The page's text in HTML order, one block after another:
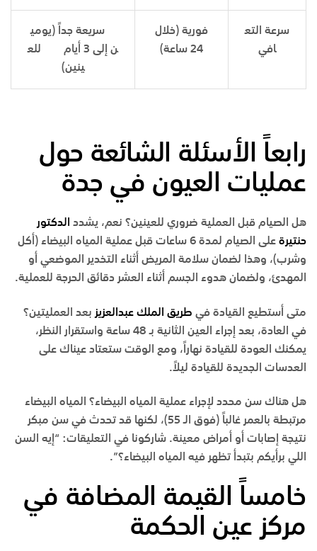
سرعة التع
افي
فورية (خلال
24 ساعة)
سريعة جداً (يومي
ن إلى 3 أيام للع
ينين)
رابعاً الأسئلة الشائعة حول
عمليات العيون في جدة
هل الصيام قبل العملية ضروري للعينين؟ نعم، يشدد الدكتور
حنتيرة
على الصيام لمدة 6 ساعات قبل عملية المياه البيضاء (أكل
وشرب)، وهذا لضمان سلامة المريض أثناء التخدير الموضعي أو
المهدئ، ولضمان هدوء الجسم أثناء العشر دقائق الحرجة للعملية.
متى أستطيع القيادة في طريق الملك عبدالعزيز بعد العمليتين؟
في العادة، بعد إجراء العين الثانية بـ 48 ساعة واستقرار النظر،
يمكنك العودة للقيادة نهاراً، ومع الوقت ستعتاد عيناك على
العدسات الجديدة للقيادة ليلاً.
هل هناك سن محدد لإجراء عملية المياه البيضاء؟ المياه البيضاء
مرتبطة بالعمر غالباً (فوق الـ 55)، لكنها قد تحدث في سن مبكر
نتيجة إصابات أو أمراض معينة. شاركونا في التعليقات: “إيه السن
اللي برأيكم بتبدأ تظهر فيه المياه البيضاء؟”.
خامساً القيمة المضافة في
مركز عين الحكمة